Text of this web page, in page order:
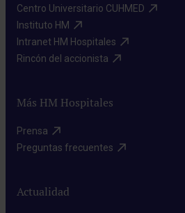
Centro Universitario CUHMED​
Instituto HM​
Intranet HM Hospitales​
Rincón del accionista​
Más HM Hospitales
Prensa​
Preguntas frecuentes​
Actualidad